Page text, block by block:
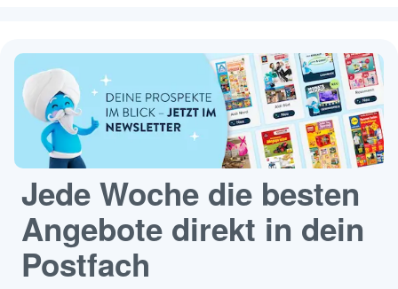
Jede Woche die besten
Angebote direkt in dein
Postfach